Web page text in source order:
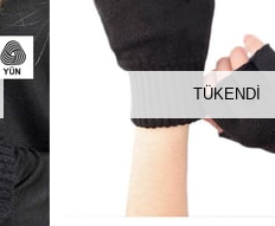
TÜKENDI